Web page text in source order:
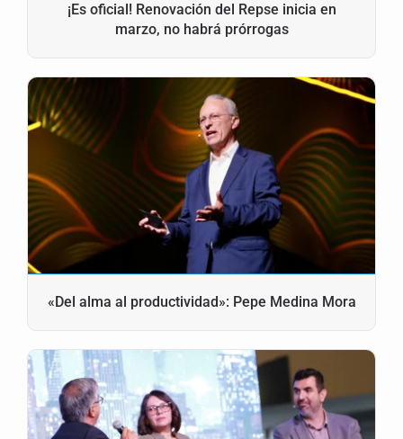
¡Es oficial! Renovación del Repse inicia en
marzo, no habrá prórrogas
«Del alma al productividad»: Pepe Medina Mora